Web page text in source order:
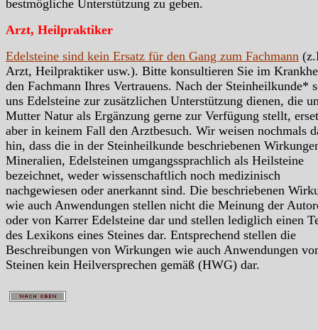
bestmögliche Unterstützung zu geben.
Arzt, Heilpraktiker
Edelsteine sind kein Ersatz für den Gang zum Fachmann
Arzt, Heilpraktiker usw.). Bitte konsultieren Sie im
den Fachmann Ihres Vertrauens. Nach der Steinheilkunde*
uns Edelsteine zur zusätzlichen Unterstützung dienen, die
Mutter Natur als Ergänzung gerne zur Verfügung stellt,
aber in keinem Fall den Arztbesuch. Wir weisen nochmals
hin, dass die in der Steinheilkunde beschriebenen
Mineralien, Edelsteinen umgangssprachlich als Heilsteine
bezeichnet, weder wissenschaftlich noch medizinisch
nachgewiesen oder anerkannt sind. Die beschriebenen
wie auch Anwendungen stellen nicht die Meinung der
oder von Karrer Edelsteine dar und stellen lediglich einen
des Lexikons eines Steines dar. Entsprechend stellen die
Beschreibungen von Wirkungen wie auch Anwendungen
Steinen kein Heilversprechen gemäß (HWG) dar.